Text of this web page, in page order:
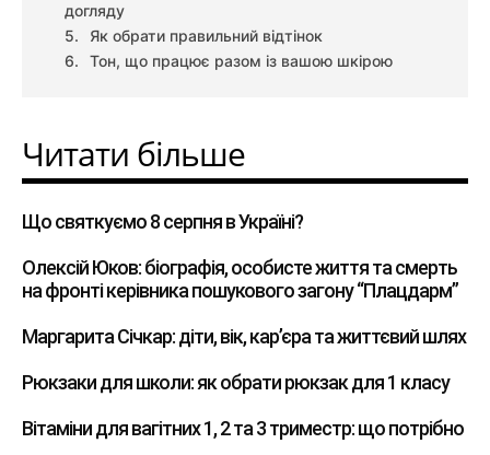
догляду
Як обрати правильний відтінок
Тон, що працює разом із вашою шкірою
Читати більше
Що святкуємо 8 серпня в Україні?
Олексій Юков: біографія, особисте життя та смерть
на фронті керівника пошукового загону “Плацдарм”
Маргарита Січкар: діти, вік, кар’єра та життєвий шлях
Рюкзаки для школи: як обрати рюкзак для 1 класу
Вітаміни для вагітних 1, 2 та 3 триместр: що потрібно